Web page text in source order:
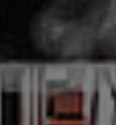
GmbH
August-
15
podrobnosti